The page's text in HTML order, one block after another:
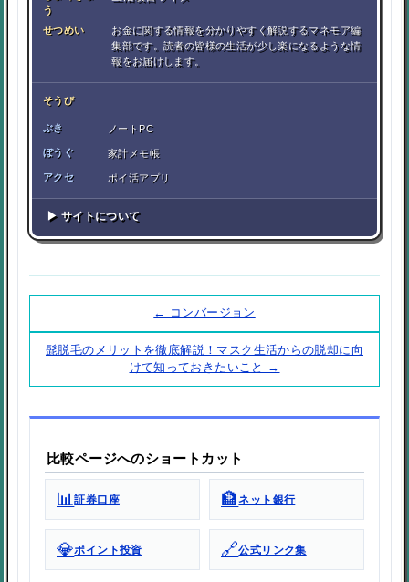
う
せつめい
お金に関する情報を分かりやすく解説するマネモア編
集部です。読者の皆様の生活が少し楽になるような情
報をお届けします。
そうび
ぶき ノートPC
ぼうぐ 家計メモ帳
アクセ ポイ活アプリ
▶ サイトについて
← コンバージョン
髭脱毛のメリットを徹底解説！マスク生活からの脱却に向
けて知っておきたいこと →
比較ページへのショートカット
📊証券口座 🏦ネット銀行
💎ポイント投資 🔗公式リンク集